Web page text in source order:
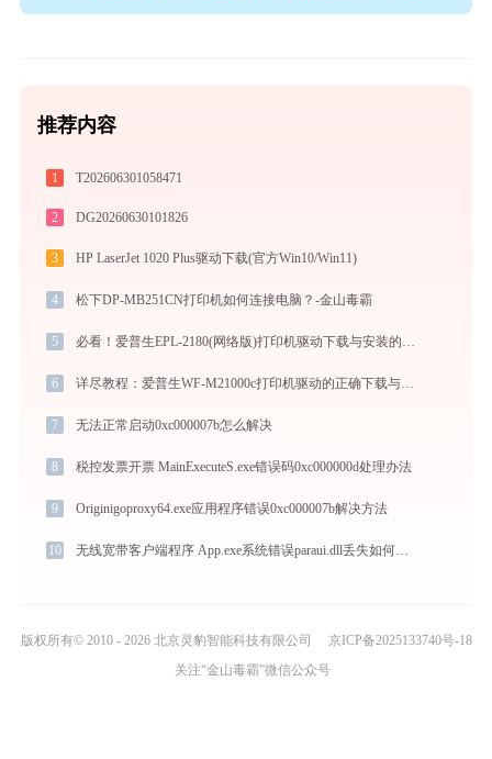
推荐内容
1 T202606301058471
2 DG20260630101826
3 HP LaserJet 1020 Plus驱动下载(官方Win10/Win11)
4 松下DP-MB251CN打印机如何连接电脑？-金山毒霸
5
6 详尽教程：爱普生WF-M21000c打印机驱动的正确下载与安装方式
7 无法正常启动0xc000007b怎么解决
8 税控发票开票 MainExecuteS.exe错误码0xc000000d处理办法
9 Originigoproxy64.exe应用程序错误0xc000007b解决方法
10 无线宽带客户端程序 App.exe系统错误paraui.dll丢失如何解决
版权所有© 2010 - 2026 北京灵豹智能科技有限公司
京ICP备2025133740号-18
关注“金山毒霸”微信公众号